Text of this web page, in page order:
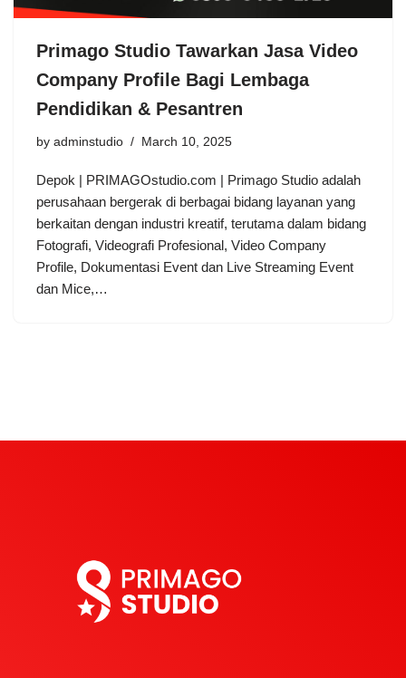
Primago Studio Tawarkan Jasa Video
Company Profile Bagi Lembaga
Pendidikan & Pesantren
by adminstudio March 10, 2025
Depok | PRIMAGOstudio.com | Primago Studio adalah
perusahaan bergerak di berbagai bidang layanan yang
berkaitan dengan industri kreatif, terutama dalam bidang
Fotografi, Videografi Profesional, Video Company
Profile, Dokumentasi Event dan Live Streaming Event
dan Mice,…